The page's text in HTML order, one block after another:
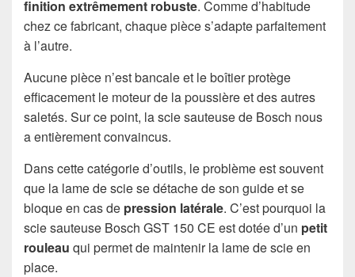
finition extrêmement robuste. Comme d’habitude
chez ce fabricant, chaque pièce s’adapte parfaitement
à l’autre.
Aucune pièce n’est bancale et le boîtier protège
efficacement le moteur de la poussière et des autres
saletés. Sur ce point, la scie sauteuse de Bosch nous
a entièrement convaincus.
Dans cette catégorie d’outils, le problème est souvent
que la lame de scie se détache de son guide et se
bloque en cas de pression latérale. C’est pourquoi la
scie sauteuse Bosch GST 150 CE est dotée d’un petit
rouleau qui permet de maintenir la lame de scie en
place.